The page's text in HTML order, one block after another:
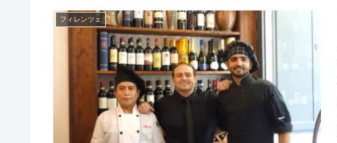
フィレンツェ